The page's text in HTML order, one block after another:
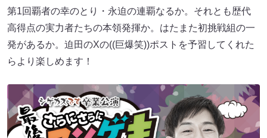
第1回覇者の幸のとり・永迫の連覇なるか。それとも歴代
高得点の実力者たちの本領発揮か。はたまた初挑戦組の一
発があるか。迫田のXの((巨爆笑))ポストを予習してくれた
らより楽しめます！